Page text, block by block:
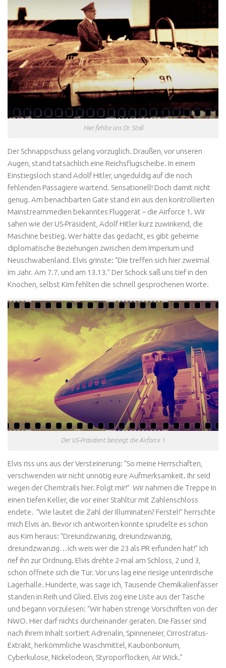
Hier fehlte uns Dr. Stoll
Der Schnappschuss gelang vorzüglich. Draußen, vor unseren
Augen, stand tatsächlich eine Reichsflugscheibe. In einem
Einstiegsloch stand Adolf Hitler, ungeduldig auf die noch
fehlenden Passagiere wartend. Sensationell! Doch damit nicht
genug. Am benachbarten Gate stand ein aus den kontrollierten
Mainstreammedien bekanntes Fluggerät – die Airforce 1. Wir
sahen wie der US-Präsident, Adolf Hitler kurz zuwinkend, die
Maschine bestieg. Wer hätte das gedacht, es gibt geheime
diplomatische Beziehungen zwischen dem Imperium und
Neuschwabenland. Elvis grinste: “Die treffen sich hier zweimal
im Jahr. Am 7.7. und am 13.13.” Der Schock saß uns tief in den
Knochen, selbst Kim fehlten die schnell gesprochenen Worte.
Der US-Präsident besteigt die Airforce 1
Elvis riss uns aus der Versteinerung: “So meine Herrschaften,
verschwenden wir nicht unnötig eure Aufmerksamkeit. Ihr seid
wegen der Chemtrails hier. Folgt mir!” Wir nahmen die Treppe in
einen tiefen Keller, die vor einer Stahltür mit Zahlenschloss
endete. “Wie lautet die Zahl der Illuminaten? Ferstel!” herrschte
mich Elvis an. Bevor ich antworten konnte sprudelte es schon
aus Kim heraus: “Dreiundzwanzig, dreiundzwanzig,
dreiundzwanzig…ich weis wer die 23 als PR erfunden hat!” Ich
rief ihn zur Ordnung. Elvis drehte 2-mal am Schloss, 2 und 3,
schon öffnete sich die Tür. Vor uns lag eine riesige unterirdische
Lagerhalle. Hunderte, was sage ich, Tausende Chemikalienfässer
standen in Reih und Glied. Elvis zog eine Liste aus der Tasche
und begann vorzulesen: “Wir haben strenge Vorschriften von der
NWO. Hier darf nichts durcheinander geraten. Die Fässer sind
nach ihrem Inhalt sortiert Adrenalin, Spinneneier, Cirrostratus-
Extrakt, herkömmliche Waschmittel, Kaubonbonium,
Cyberkulose, Nickelodeon, Styroporflocken, Air Wick.”